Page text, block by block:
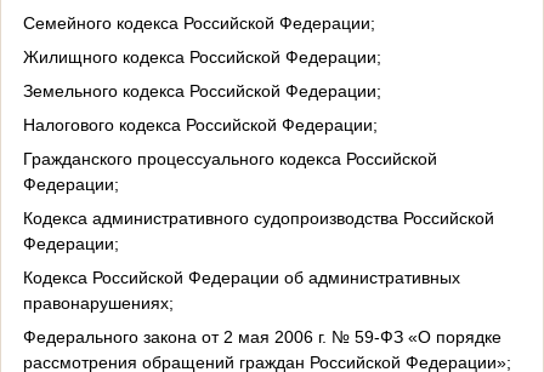
Семейного кодекса Российской Федерации;
Жилищного кодекса Российской Федерации;
Земельного кодекса Российской Федерации;
Налогового кодекса Российской Федерации;
Гражданского процессуального кодекса Российской
Федерации;
Кодекса административного судопроизводства Российской
Федерации;
Кодекса Российской Федерации об административных
правонарушениях;
Федерального закона от 2 мая 2006 г. № 59-ФЗ «О порядке
рассмотрения обращений граждан Российской Федерации»;